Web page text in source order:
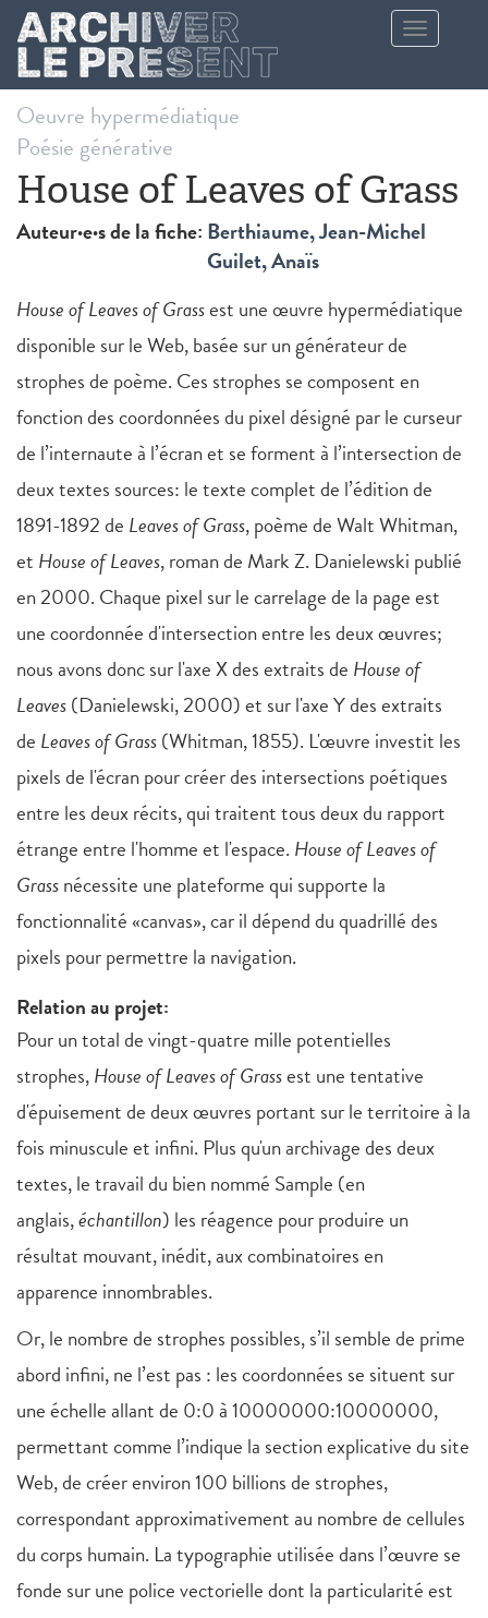
Aller au contenu principal
Toggle
navigation
Oeuvre hypermédiatique
Poésie générative
House of Leaves of Grass
Auteur·e·s de la fiche: Berthiaume, Jean-Michel
Guilet, Anaïs
House of Leaves of Grassest une œuvre hypermédiatique
disponible sur le Web, basée sur un générateur de
strophes de poème. Ces strophes se composent en
fonction des coordonnées du pixel désigné par le curseur
de l’internaute à l’écran et se forment à l’intersection de
deux textes sources: le texte complet de l’édition de
1891-1892 de Leaves of Grass, poème de Walt Whitman,
et House of Leaves, roman de Mark Z. Danielewski publié
en 2000. Chaque pixel sur le carrelage de la page est
une coordonnée d'intersection entre les deux œuvres;
nous avons donc sur l'axe X des extraits de House of
Leaves(Danielewski, 2000) et sur l'axe Y des extraits
de Leaves of Grass(Whitman, 1855). L'œuvre investit les
pixels de l'écran pour créer des intersections poétiques
entre les deux récits, qui traitent tous deux du rapport
étrange entre l'homme et l'espace. House of Leaves of
Grassnécessite une plateforme qui supporte la
fonctionnalité «canvas»,car il dépend du quadrillé des
pixels pour permettre la navigation.
Relation au projet:
Pour un total de vingt-quatre mille potentielles
strophes,House of Leaves of Grassest une tentative
d'épuisement de deux œuvres portant sur le territoire à la
fois minuscule et infini. Plus qu'un archivage des deux
textes, le travail du bien nommé Sample (en
anglais,échantillon) les réagence pour produire un
résultat mouvant, inédit, aux combinatoires en
apparence innombrables.
Or, le nombre de strophes possibles, s’il semble de prime
abord infini, ne l’est pas : les coordonnées se situent sur
une échelle allant de 0:0 à 10000000:10000000,
permettant comme l’indique la section explicative du site
Web, de créer environ 100 billions de strophes,
correspondant approximativement au nombre de cellules
du corps humain. La typographie utilisée dans l’œuvre se
fonde sur une police vectorielle dont la particularité est